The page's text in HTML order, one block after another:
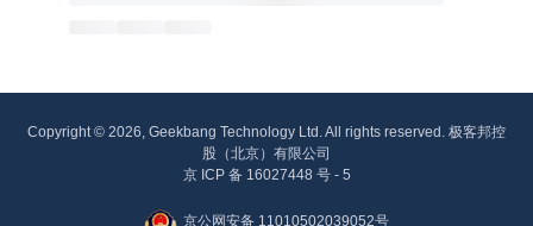
Copyright © 2026, Geekbang Technology Ltd. All rights reserved. 极客邦控
股（北京）有限公司
京 ICP 备 16027448 号 - 5
京公网安备 11010502039052号